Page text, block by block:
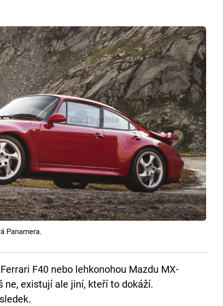
Panamera.
F40 nebo lehkonohou Mazdu MX-
ne, existují ale jiní, kteří to dokáží.